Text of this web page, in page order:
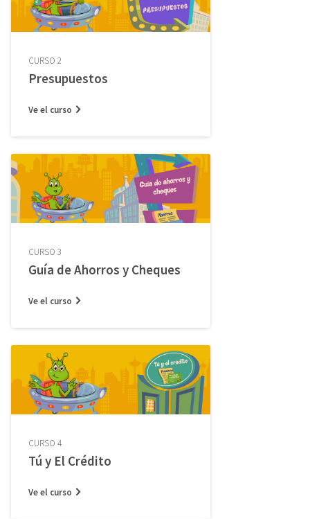
CURSO 2
Presupuestos
Ve el curso
CURSO 3
Guía de Ahorros y Cheques
Ve el curso
CURSO 4
Tú y El Crédito
Ve el curso